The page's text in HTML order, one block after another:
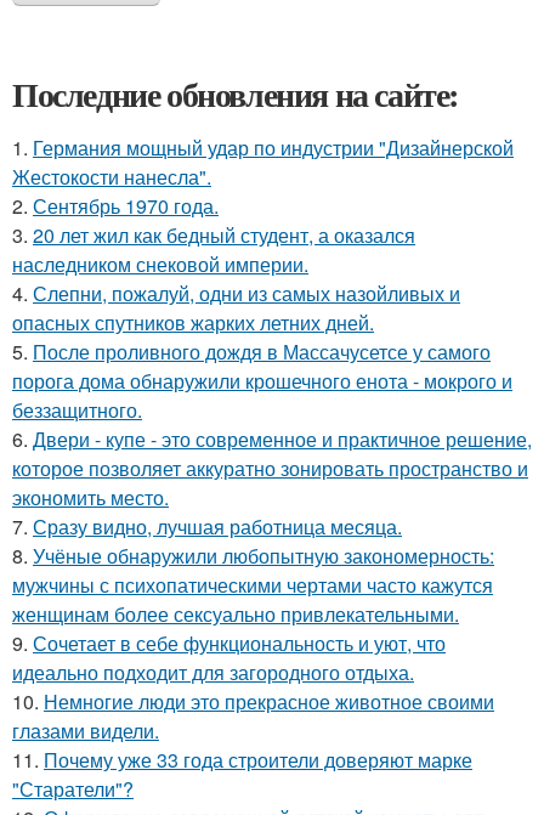
Последние обновления на сайте:
1. Германия мощный удар по индустрии "Дизайнерской
Жестокости нанесла".
2. Сентябрь 1970 года.
3. 20 лет жил как бедный студент, а оказался
наследником снековой империи.
4. Слепни, пожалуй, одни из самых назойливых и
опасных спутников жарких летних дней.
5. После проливного дождя в Массачусетсе у самого
порога дома обнаружили крошечного енота - мокрого и
беззащитного.
6. Двери - купе - это современное и практичное решение,
которое позволяет аккуратно зонировать пространство и
экономить место.
7. Сразу видно, лучшая работница месяца.
8. Учёные обнаружили любопытную закономерность:
мужчины с психопатическими чертами часто кажутся
женщинам более сексуально привлекательными.
9. Сочетает в себе функциональность и уют, что
идеально подходит для загородного отдыха.
10. Немногие люди это прекрасное животное своими
глазами видели.
11. Почему уже 33 года строители доверяют марке
"Старатели"?